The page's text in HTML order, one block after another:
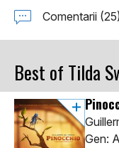
Comentarii
Best of Tilda
Gen: